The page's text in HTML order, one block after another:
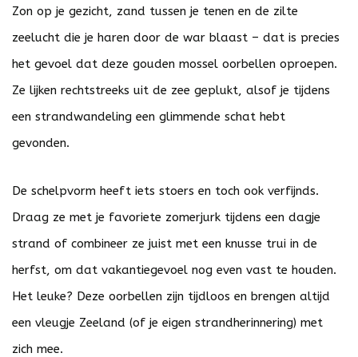
Zon op je gezicht, zand tussen je tenen en de zilte
zeelucht die je haren door de war blaast – dat is precies
het gevoel dat deze gouden mossel oorbellen oproepen.
Ze lijken rechtstreeks uit de zee geplukt, alsof je tijdens
een strandwandeling een glimmende schat hebt
gevonden.
De schelpvorm heeft iets stoers en toch ook verfijnds.
Draag ze met je favoriete zomerjurk tijdens een dagje
strand of combineer ze juist met een knusse trui in de
herfst, om dat vakantiegevoel nog even vast te houden.
Het leuke? Deze oorbellen zijn tijdloos en brengen altijd
een vleugje Zeeland (of je eigen strandherinnering) met
zich mee.